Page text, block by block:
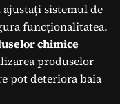
sistemul de
funcționalitatea.
chimice
produselor
pot deteriora baia